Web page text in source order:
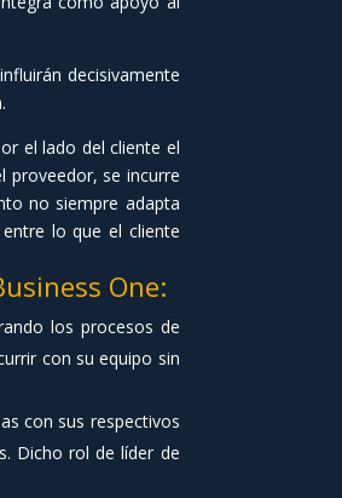
decisivamente
el lado del cliente el
proveedor, se incurre
no siempre adapta
lo que el cliente
One:
los procesos de
con su equipo sin
con sus respectivos
Dicho rol de líder de